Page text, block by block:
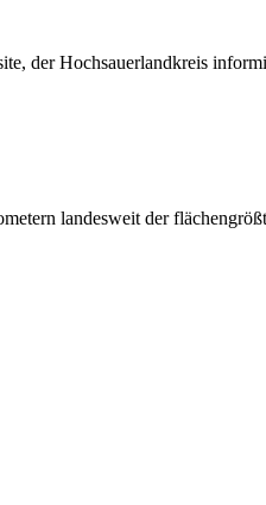
der Hochsauerlandkreis
landesweit der